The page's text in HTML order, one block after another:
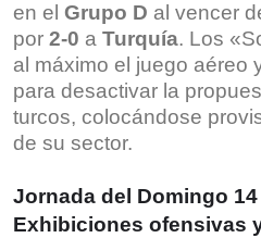
en el Grupo D al vencer
por 2-0 a Turquía. Los
al máximo el juego aéreo
para desactivar la
turcos, colocándose
de su sector.
Jornada del Domingo
Exhibiciones ofensivas